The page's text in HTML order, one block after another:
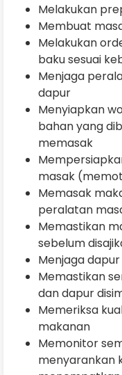
Melakukan
Membuat
Melakukan
baku sesuai
Menjaga
dapur
Menyiapkan
bahan yang
memasak
masak
Memasak
peralatan
Memastikan
sebelum
Menjaga
Memastikan
dan dapur
Memeriksa
makanan
Memonitor
menyarankan